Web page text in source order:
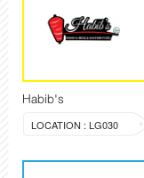
Habib's
LOCATION : LG030